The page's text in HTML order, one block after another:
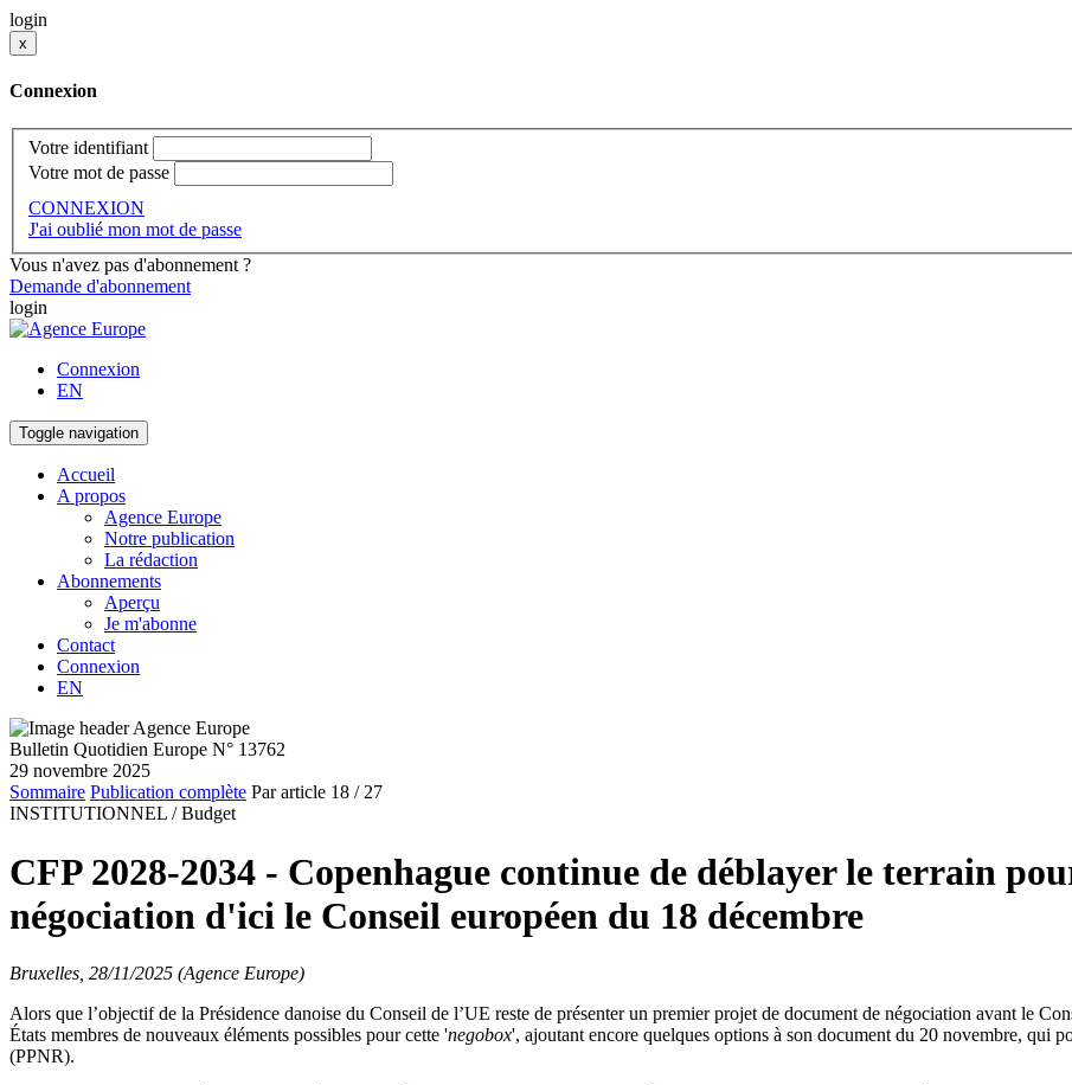
login
x
Connexion
Votre identifiant
Votre mot de passe
CONNEXION
J'ai oublié mon mot de passe
Vous n'avez pas d'abonnement ?
Demande d'abonnement
login
Connexion
EN
Toggle navigation
Accueil
A propos
Agence Europe
Notre publication
La rédaction
Abonnements
Aperçu
Je m'abonne
Contact
Connexion
EN
Bulletin Quotidien Europe N° 13762
29 novembre 2025
Sommaire Publication complète Par article 18 / 27
INSTITUTIONNEL / Budget
CFP 2028-2034 - Copenhague continue de déblayer le terrain
négociation d'ici le Conseil européen du 18 décembre
Bruxelles, 28/11/2025 (Agence Europe)
Alors que l’objectif de la Présidence danoise du Conseil de l’UE reste de présenter un premier projet de document de négociation avant le
États membres de nouveaux éléments possibles pour cette 'negobox', ajoutant encore quelques options à son document du 20 novembre, qui
(PPNR).